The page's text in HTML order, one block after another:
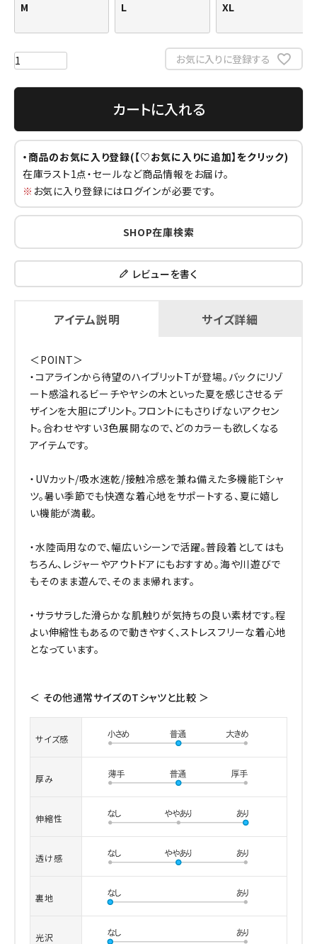
M L XL
お気に入りに登録する
カートに入れる
・商品のお気に入り登録(【♡お気に入りに追加】をクリック)
在庫ラスト1点・セールなど商品情報をお届け。
※ お気に入り登録にはログインが必要です。
SHOP在庫検索
レビューを書く
アイテム説明 サイズ詳細
＜POINT＞
・コアラインから待望のハイブリットTが登場。バックにリゾ
ート感溢れるビーチやヤシの木といった夏を感じさせるデ
ザインを大胆にプリント。フロントにもさりげないアクセン
ト。合わせやすい3色展開なので、どのカラーも欲しくなる
アイテムです。
・UVカット/吸水速乾/接触冷感を兼ね備えた多機能Tシャ
ツ。暑い季節でも快適な着心地をサポートする、夏に嬉し
い機能が満載。
・水陸両用なので、幅広いシーンで活躍。普段着としてはも
ちろん、レジャーやアウトドアにもおすすめ。海や川遊びで
もそのまま遊んで、そのまま帰れます。
・サラサラした滑らかな肌触りが気持ちの良い素材です。程
よい伸縮性もあるので動きやすく、ストレスフリーな着心地
となっています。
＜ その他通常サイズのTシャツと比較 ＞
サイズ感
厚み
伸縮性
透け感
裏地
光沢